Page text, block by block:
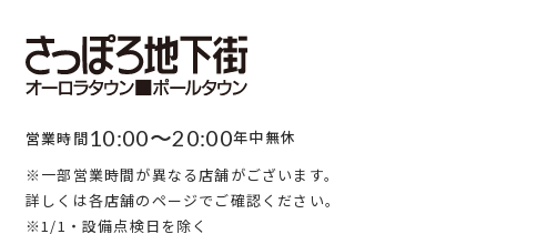
営業時間10:00〜20:00年中無休
※一部営業時間が異なる店舗がございます。
詳しくは各店舗のページでご確認ください。
※1/1・設備点検日を除く